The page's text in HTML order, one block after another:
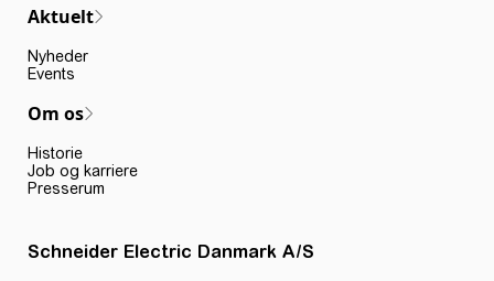
Aktuelt
Nyheder
Events
Om os
Historie
Job og karriere
Presserum
Schneider Electric Danmark A/S